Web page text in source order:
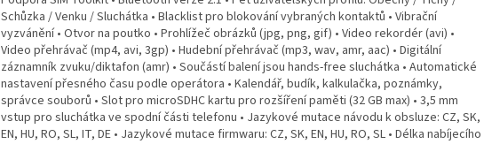
Schůzka / Venku / Sluchátka • Blacklist pro blokování vybraných kontaktů • Vibrační
vyzvánění • Otvor na poutko • Prohlížeč obrázků (jpg, png, gif) • Video rekordér (avi) •
Video přehrávač (mp4, avi, 3gp) • Hudební přehrávač (mp3, wav, amr, aac) • Digitální
záznamník zvuku/diktafon (amr) • Součástí balení jsou hands-free sluchátka • Automatické
nastavení přesného času podle operátora • Kalendář, budík, kalkulačka, poznámky,
správce souborů • Slot pro microSDHC kartu pro rozšíření paměti (32 GB max) • 3,5 mm
vstup pro sluchátka ve spodní části telefonu • Jazykové mutace návodu k obsluze: CZ, SK,
EN, HU, RO, SL, IT, DE • Jazykové mutace firmwaru: CZ, SK, EN, HU, RO, SL • Délka nabíjecího